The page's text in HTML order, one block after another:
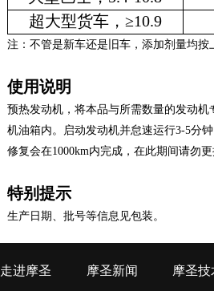
超大型货车，≥10.9
注：不管是新车还是旧车，添加剂量均按
使用说明
预热发动机，将本品与所需数量的发动机
机油箱内。启动发动机并怠速运行3-5分
修复会在1000km内完成，在此期间请勿更
特别提示
生产日期、批号等信息见包装。
走进摩圣 摩圣新闻 摩圣技